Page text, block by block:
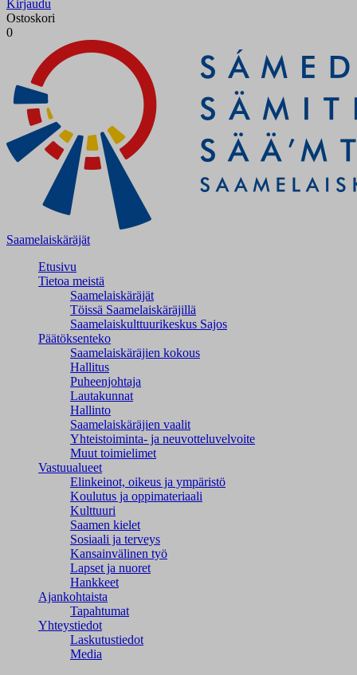
Kirjaudu
Ostoskori
0
Saamelaiskäräjät
Etusivu
Tietoa meistä
Saamelaiskäräjät
Töissä Saamelaiskäräjillä
Saamelaiskulttuuri­keskus Sajos
Päätöksenteko
Saamelaiskäräjien kokous
Hallitus
Puheenjohtaja
Lautakunnat
Hallinto
Saamelaiskäräjien vaalit
Yhteistoiminta- ja neuvotteluvelvoite
Muut toimielimet
Vastuualueet
Elinkeinot, oikeus ja ympäristö
Koulutus ja oppimateriaali
Kulttuuri
Saamen kielet
Sosiaali ja terveys
Kansainvälinen työ
Lapset ja nuoret
Hankkeet
Ajankohtaista
Tapahtumat
Yhteystiedot
Laskutustiedot
Media